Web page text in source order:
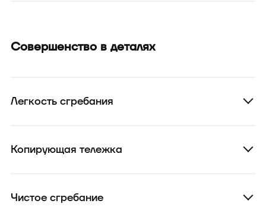
Совершенство в деталях
Легкость сгребания
Копирующая тележка
Чистое сгребание